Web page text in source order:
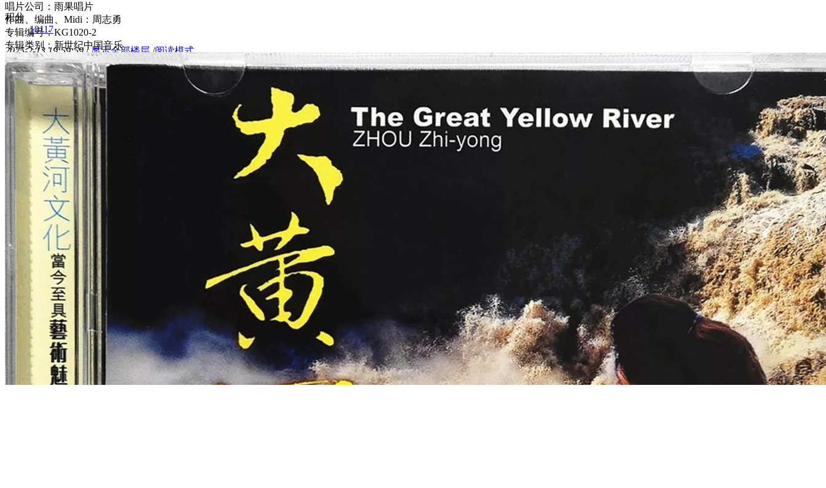
积分
10117
2025-2-13 19:59:59 / 显示全部楼层 /阅读模式
25990
唱片公司：雨果唱片
作曲、编曲、Midi：周志勇
专辑编号：KG1020-2
专辑类别：新世纪中国音乐